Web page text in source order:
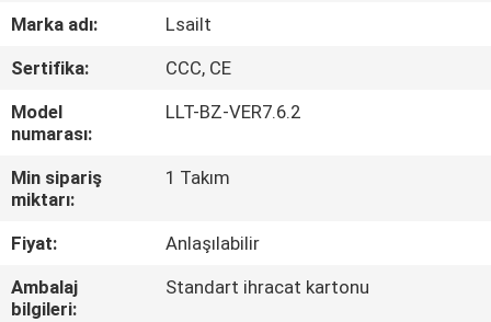
FABRIKA
KALITE
KONTROL
Marka adı:
Lsailt
Sertifika:
CCC, CE
Model
numarası:
LLT-BZ-VER7.6.2
Min sipariş
miktarı:
1 Takım
Fiyat:
Anlaşılabilir
Ambalaj
bilgileri:
Standart ihracat kartonu